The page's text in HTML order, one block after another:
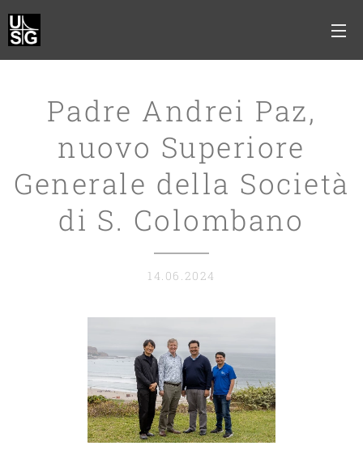
Padre Andrei Paz,
nuovo Superiore
Generale della Società
di S. Colombano
14.06.2024